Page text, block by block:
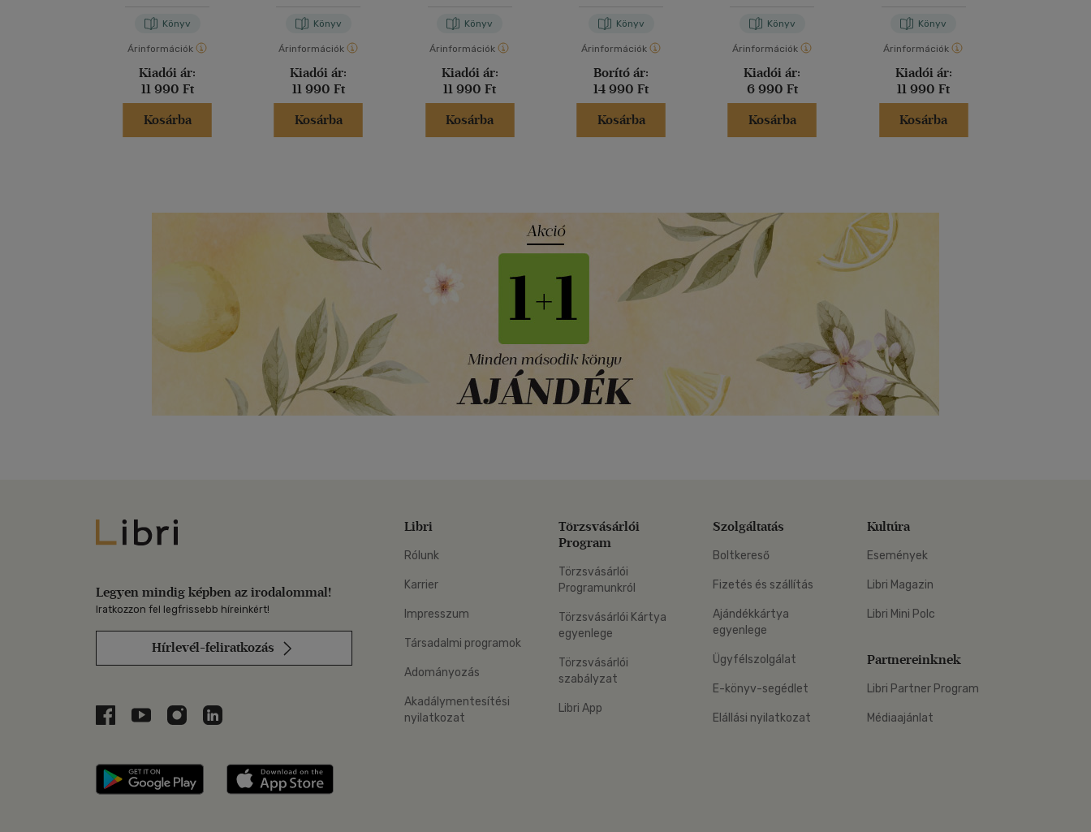
Könyv
Árinformációk
Kiadói ár:
11 990 Ft
Kosárba
Könyv
Árinformációk
Kiadói ár:
11 990 Ft
Kosárba
Könyv
Árinformációk
Kiadói ár:
11 990 Ft
Kosárba
Könyv
Árinformációk
Borító ár:
14 990 Ft
Kosárba
Könyv
Árinformációk
Kiadói ár:
6 990 Ft
Kosárba
Könyv
Árinformációk
Kiadói ár:
11 990 Ft
Kosárba
Libri
Legyen mindig képben az irodalommal!
Iratkozzon fel legfrissebb híreinkért!
Hírlevél-feliratkozás
Libri a Facebookon
Libri a Youtube-on
Libri az Instagramon
Libri a LinkedInen
Libri applikáció Szerezd meg: Google Play
Libri
Rólunk
Karrier
Impresszum
Társadalmi programok
Adományozás
Akadálymentesítési
nyilatkozat
Törzsvásárlói
Program
Törzsvásárlói
Programunkról
Törzsvásárlói Kártya
egyenlege
Törzsvásárlói
szabályzat
Libri App
Szolgáltatás
Boltkereső
Fizetés és szállítás
Ajándékkártya
egyenlege
Ügyfélszolgálat
E-könyv-segédlet
Elállási nyilatkozat
Kultúra
Események
Libri Magazin
Libri Mini Polc
Partnereinknek
Libri Partner Program
Médiaajánlat